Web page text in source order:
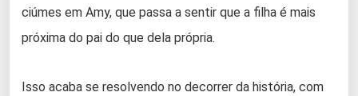
ciúmes em Amy, que passa a sentir que a filha é mais
próxima do pai do que dela própria.
Isso acaba se resolvendo no decorrer da história, com